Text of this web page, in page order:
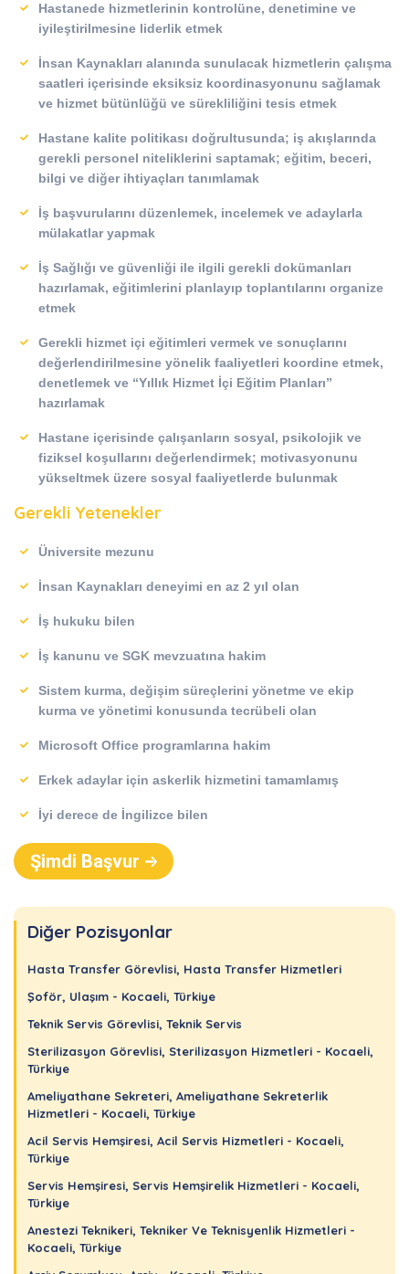
Hastanede hizmetlerinin kontrolüne, denetimine ve
iyileştirilmesine liderlik etmek
İnsan Kaynakları alanında sunulacak hizmetlerin çalışma
saatleri içerisinde eksiksiz koordinasyonunu sağlamak
ve hizmet bütünlüğü ve sürekliliğini tesis etmek
Hastane kalite politikası doğrultusunda; iş akışlarında
gerekli personel niteliklerini saptamak; eğitim, beceri,
bilgi ve diğer ihtiyaçları tanımlamak
İş başvurularını düzenlemek, incelemek ve adaylarla
mülakatlar yapmak
İş Sağlığı ve güvenliği ile ilgili gerekli dokümanları
hazırlamak, eğitimlerini planlayıp toplantılarını organize
etmek
Gerekli hizmet içi eğitimleri vermek ve sonuçlarını
değerlendirilmesine yönelik faaliyetleri koordine etmek,
denetlemek ve “Yıllık Hizmet İçi Eğitim Planları”
hazırlamak
Hastane içerisinde çalışanların sosyal, psikolojik ve
fiziksel koşullarını değerlendirmek; motivasyonunu
yükseltmek üzere sosyal faaliyetlerde bulunmak
Gerekli Yetenekler
Üniversite mezunu
İnsan Kaynakları deneyimi en az 2 yıl olan
İş hukuku bilen
İş kanunu ve SGK mevzuatına hakim
Sistem kurma, değişim süreçlerini yönetme ve ekip
kurma ve yönetimi konusunda tecrübeli olan
Microsoft Office programlarına hakim
Erkek adaylar için askerlik hizmetini tamamlamış
İyi derece de İngilizce bilen
Şimdi Başvur
Diğer Pozisyonlar
Hasta Transfer Görevlisi, Hasta Transfer Hizmetleri
Şoför, Ulaşım - Kocaeli, Türkiye
Teknik Servis Görevlisi, Teknik Servis
Sterilizasyon Görevlisi, Sterilizasyon Hizmetleri - Kocaeli,
Türkiye
Ameliyathane Sekreteri, Ameliyathane Sekreterlik
Hizmetleri - Kocaeli, Türkiye
Acil Servis Hemşiresi, Acil Servis Hizmetleri - Kocaeli,
Türkiye
Servis Hemşiresi, Servis Hemşirelik Hizmetleri - Kocaeli,
Türkiye
Anestezi Teknikeri, Tekniker Ve Teknisyenlik Hizmetleri -
Kocaeli, Türkiye